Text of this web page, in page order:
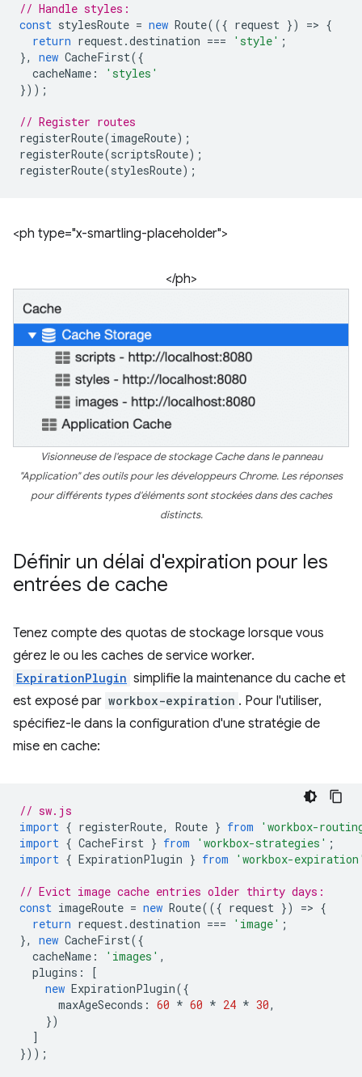
// Handle styles:
const stylesRoute = new Route(({ request }) => {
return request.destination === 'style' ;
},
new CacheFirst({
cacheName :
'styles'
}));
// Register routes
registerRoute(imageRoute);
registerRoute(scriptsRoute);
registerRoute(stylesRoute);
<ph type="x-smartling-placeholder">
</ph>
Visionneuse de l'espace de stockage Cache dans le panneau
"Application" des outils pour les développeurs Chrome. Les réponses
pour différents types d'éléments sont stockées dans des caches
distincts.
Définir un délai d'expiration pour les
entrées de cache
Tenez compte des quotas de stockage lorsque vous
gérez le ou les caches de service worker.
ExpirationPlugin simplifie la maintenance du cache et
est exposé par workbox-expiration . Pour l'utiliser,
spécifiez-le dans la configuration d'une stratégie de
mise en cache:
// sw.js
import { registerRoute, Route } from
'workbox-
import { CacheFirst } from 'workbox-strategies' ;
import { ExpirationPlugin } from 'workbox-
// Evict image cache entries older thirty days:
const imageRoute = new Route(({ request }) => {
return request.destination === 'image' ;
},
new CacheFirst({
cacheName : 'images' ,
plugins :
[
new ExpirationPlugin({
maxAgeSeconds : 60 * 60 * 24 * 30,
})
]
}));